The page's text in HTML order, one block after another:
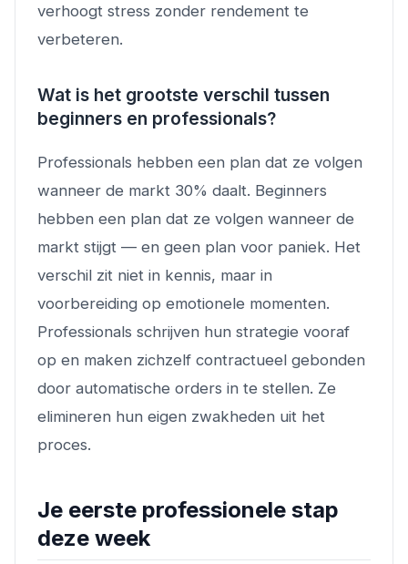
verhoogt stress zonder rendement te
verbeteren.
Wat is het grootste verschil tussen
beginners en professionals?
Professionals hebben een plan dat ze volgen
wanneer de markt 30% daalt. Beginners
hebben een plan dat ze volgen wanneer de
markt stijgt — en geen plan voor paniek. Het
verschil zit niet in kennis, maar in
voorbereiding op emotionele momenten.
Professionals schrijven hun strategie vooraf
op en maken zichzelf contractueel gebonden
door automatische orders in te stellen. Ze
elimineren hun eigen zwakheden uit het
proces.
Je eerste professionele stap
deze week